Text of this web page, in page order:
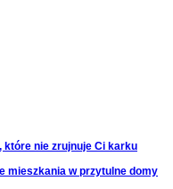
nie zrujnuje Ci karku
mieszkania w przytulne domy